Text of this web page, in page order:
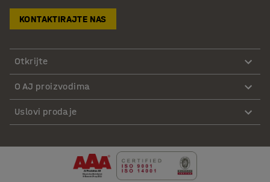
KONTAKTIRAJTE NAS
Otkrijte
O AJ proizvodima
Uslovi prodaje